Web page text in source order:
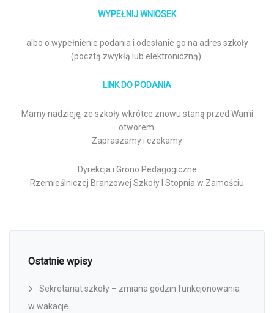
WYPEŁNIJ WNIOSEK
albo o wypełnienie podania i odesłanie go na adres szkoły
(pocztą zwykłą lub elektroniczną).
LINK DO PODANIA
Mamy nadzieję, że szkoły wkrótce znowu staną przed Wami
otworem.
Zapraszamy i czekamy
Dyrekcja i Grono Pedagogiczne
Rzemieślniczej Branżowej Szkoły I Stopnia w Zamościu
Ostatnie wpisy
Sekretariat szkoły – zmiana godzin funkcjonowania
w wakacje